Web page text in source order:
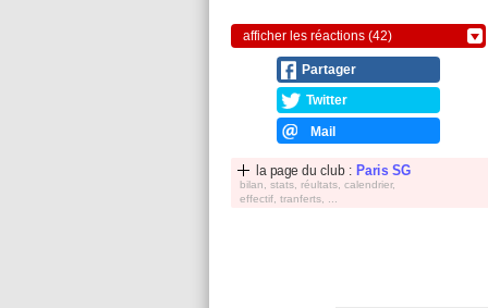
afficher les réactions (42)
Partager
Twitter
Mail
la page du club : Paris SG
bilan, stats, réultats, calendrier,
effectif, tranferts, ...